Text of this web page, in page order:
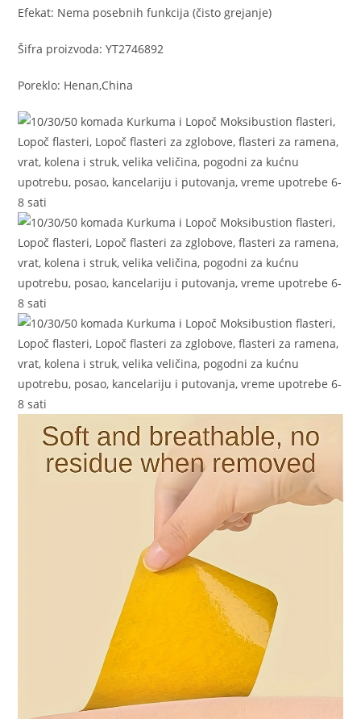
Efekat: Nema posebnih funkcija (čisto grejanje)
Šifra proizvoda: YT2746892
Poreklo: Henan,China